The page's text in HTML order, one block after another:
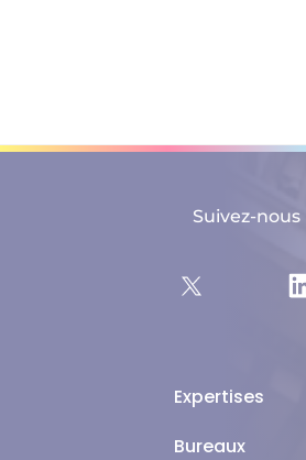
Expertises
Bureaux
Suivez-nous